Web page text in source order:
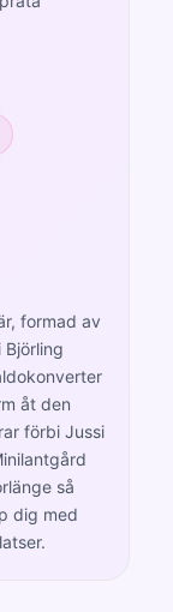
formad av
Björling
åt den
förbi Jussi
så
dig med